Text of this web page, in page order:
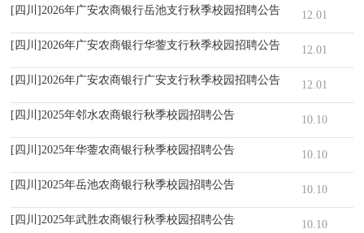
[四川]2026年广安农商银行岳池支行秋季校园招聘公告 12.01
[四川]2026年广安农商银行华蓥支行秋季校园招聘公告 12.01
[四川]2026年广安农商银行广安支行秋季校园招聘公告 12.01
[四川]2025年邻水农商银行秋季校园招聘公告 10.10
[四川]2025年华蓥农商银行秋季校园招聘公告 10.10
[四川]2025年岳池农商银行秋季校园招聘公告 10.10
[四川]2025年武胜农商银行秋季校园招聘公告 10.10